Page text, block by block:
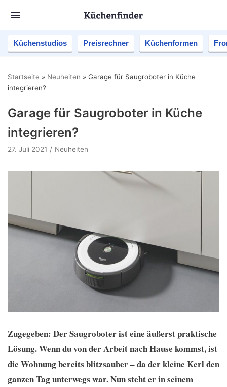
Küchenstudios Preisrechner Küchenformen
Startseite » Neuheiten » Garage für Saugroboter in Küche
integrieren?
Garage für Saugroboter in Küche
integrieren?
27. Juli 2021 Neuheiten
Zugegeben: Der Saugroboter ist eine äußerst praktische
Lösung. Wenn du von der Arbeit nach Hause kommst, ist
die Wohnung bereits blitzsauber – da der kleine Kerl den
ganzen Tag unterwegs war. Nun steht er in seinem